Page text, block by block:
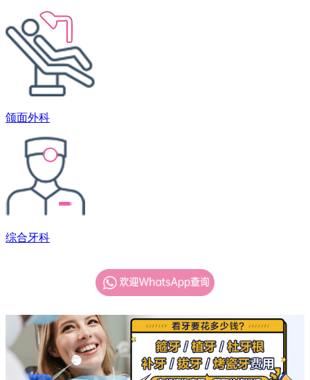
颌面外科
综合牙科